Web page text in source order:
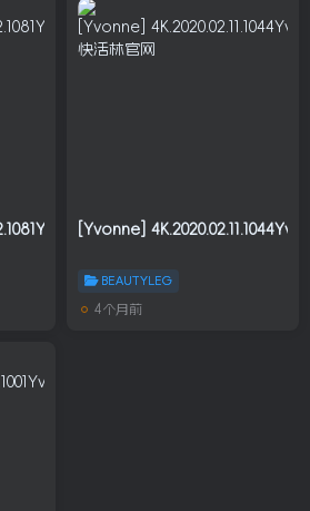
[Yvonne]
BEAUTYLEG
4个月前